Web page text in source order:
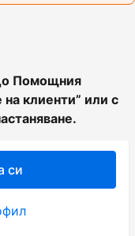
Помощния
клиенти” или с
си